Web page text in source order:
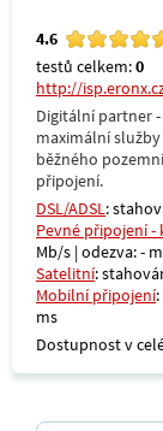
4.6
testů celkem:0
http://
Digitální partner
maximální
běžného
připojení.
DSL/ADSL:
Pevné připojení
Mb/s | odezva: -
Satelitní:
Mobilní připojení
ms
Dostupnost v